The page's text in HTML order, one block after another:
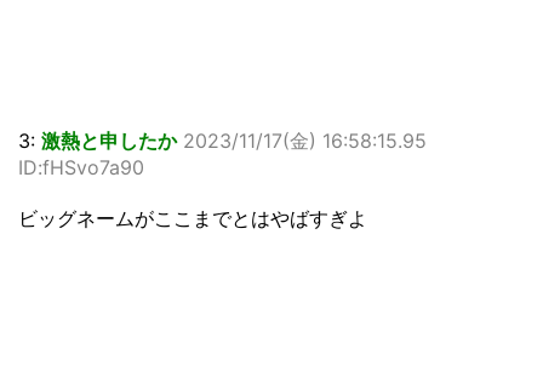
3: 激熱と申したか 2023/11/17(金) 16:58:15.95
ID:fHSvo7a90
ビッグネームがここまでとはやばすぎよ